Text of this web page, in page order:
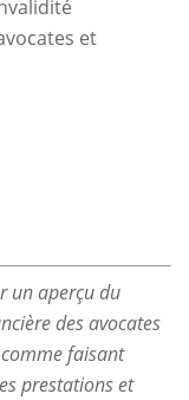
et
un aperçu du
des avocates
faisant
prestations et